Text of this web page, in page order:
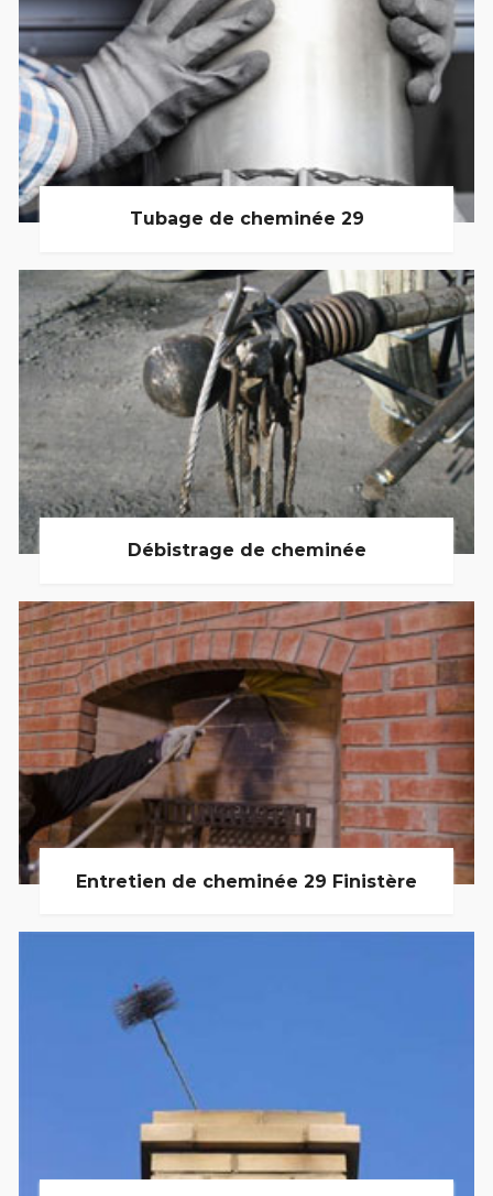
Tubage de cheminée 29
Débistrage de cheminée
Entretien de cheminée 29 Finistère